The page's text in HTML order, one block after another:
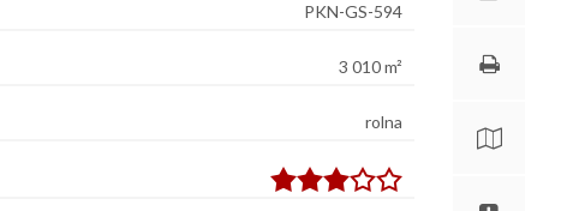
PKN-GS-594
3 010 m²
rolna